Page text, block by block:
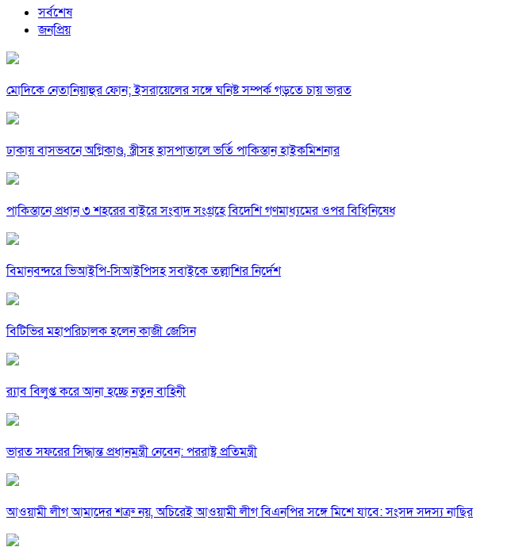
সর্বশেষ
জনপ্রিয়
মোদিকে নেতানিয়াহুর ফোন; ইসরায়েলের সঙ্গে ঘনিষ্ট সম্পর্ক গড়তে চায় ভারত
ঢাকায় বাসভবনে অগ্নিকাণ্ড, স্ত্রীসহ হাসপাতালে ভর্তি পাকিস্তান হাইকমিশনার
পাকিস্তানে প্রধান ৩ শহরের বাইরে সংবাদ সংগ্রহে বিদেশি গণমাধ্যমের ওপর বিধিনিষেধ
বিমানবন্দরে ভিআইপি-সিআইপিসহ সবাইকে তল্লাশির নির্দেশ
বিটিভির মহাপরিচালক হলেন কাজী জেসিন
র‍্যাব বিলুপ্ত করে আনা হচ্ছে নতুন বাহিনী
ভারত সফরের সিদ্ধান্ত প্রধানমন্ত্রী নেবেন: পররাষ্ট্র প্রতিমন্ত্রী
আওয়ামী লীগ আমাদের শত্রু নয়, অচিরেই আওয়ামী লীগ বিএনপির সঙ্গে মিশে যাবে: সংসদ সদস্য নাছির